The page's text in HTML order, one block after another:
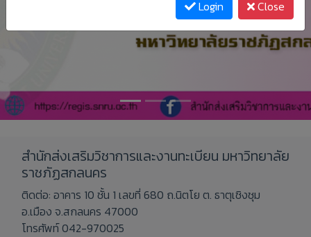
Login Close
สำนักส่งเสริมวิชาการและงานทะเบียน มหาวิทยาลัย
ราชภัฏสกลนคร
ติดต่อ: อาคาร 10 ชั้น 1 เลขที่ 680 ถ.นิตโย ต. ธาตุเชิงชุม
อ.เมือง จ.สกลนคร 47000
โทรศัพท์ 042-970025